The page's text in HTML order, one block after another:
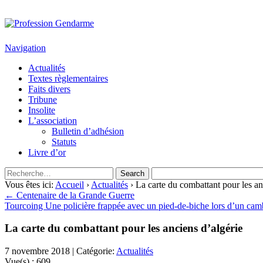
Navigation
Actualités
Textes règlementaires
Faits divers
Tribune
Insolite
L’association
Bulletin d’adhésion
Statuts
Livre d’or
Vous êtes ici: Accueil › Actualités › La carte du combattant pour les
← Centenaire de la Grande Guerre
Tourcoing Une policière frappée avec un pied-de-biche lors d’un
La carte du combattant pour les anciens d’algérie
7 novembre 2018 | Catégorie: Actualités